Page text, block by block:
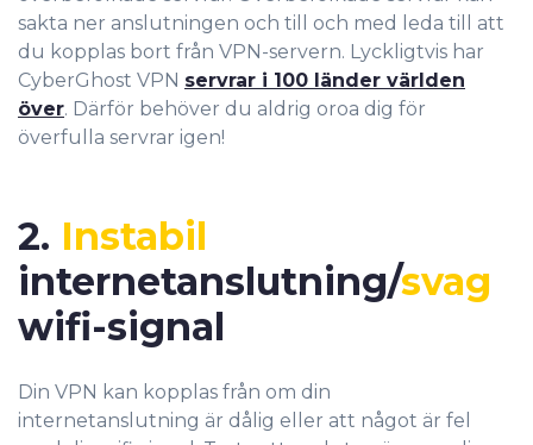
sakta ner anslutningen och till och med leda till att
du kopplas bort från VPN-servern. Lyckligtvis har
CyberGhost VPN servrar i 100 länder världen
över. Därför behöver du aldrig oroa dig för
överfulla servrar igen!
2. Instabil
internetanslutning/svag
wifi-signal
Din VPN kan kopplas från om din
internetanslutning är dålig eller att något är fel